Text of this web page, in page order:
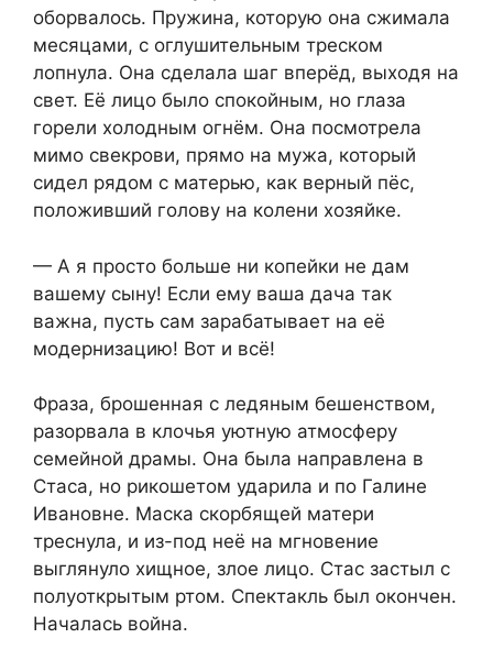
оборвалось. Пружина, которую она сжимала
месяцами, с оглушительным треском
лопнула. Она сделала шаг вперёд, выходя на
свет. Её лицо было спокойным, но глаза
горели холодным огнём. Она посмотрела
мимо свекрови, прямо на мужа, который
сидел рядом с матерью, как верный пёс,
положивший голову на колени хозяйке.
— А я просто больше ни копейки не дам
вашему сыну! Если ему ваша дача так
важна, пусть сам зарабатывает на её
модернизацию! Вот и всё!
Фраза, брошенная с ледяным бешенством,
разорвала в клочья уютную атмосферу
семейной драмы. Она была направлена в
Стаса, но рикошетом ударила и по Галине
Ивановне. Маска скорбящей матери
треснула, и из-под неё на мгновение
выглянуло хищное, злое лицо. Стас застыл с
полуоткрытым ртом. Спектакль был окончен.
Началась война.